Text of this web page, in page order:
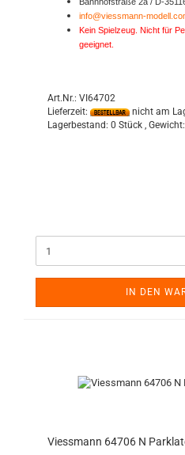
info@viessmann-
Kein Spielzeug. Nicht für
geeignet.
Art.Nr.: VI64702
Lieferzeit:
nicht am
Lagerbestand: 0 Stück , Gewicht:
IN DEN
Viessmann 64706 N